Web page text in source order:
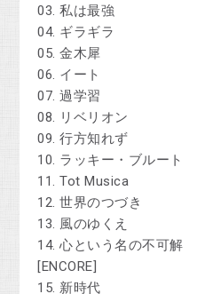
03. 私は最強
04. ギラギラ
05. 金木犀
06. イート
07. 過学習
08. リベリオン
09. 行方知れず
10. ラッキー・ブルート
11. Tot Musica
12. 世界のつづき
13. 風のゆくえ
14. 心という名の不可解
[ENCORE]
15. 新時代